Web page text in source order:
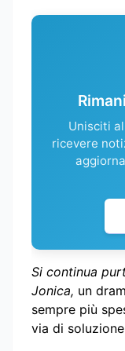
Unisciti
ricevere
Si continua
Jonica, un
sempre più
via di